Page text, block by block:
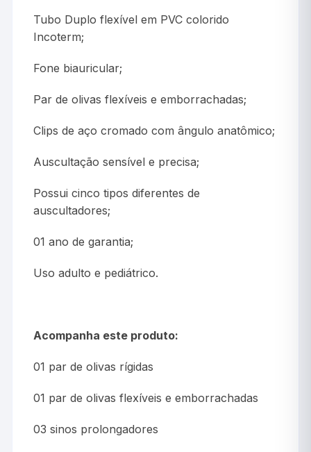
Tubo Duplo flexível em PVC colorido
Incoterm;
Fone biauricular;
Par de olivas flexíveis e emborrachadas;
Clips de aço cromado com ângulo anatômico;
Auscultação sensível e precisa;
Possui cinco tipos diferentes de
auscultadores;
01 ano de garantia;
Uso adulto e pediátrico.
Acompanha este produto:
01 par de olivas rígidas
01 par de olivas flexíveis e emborrachadas
03 sinos prolongadores